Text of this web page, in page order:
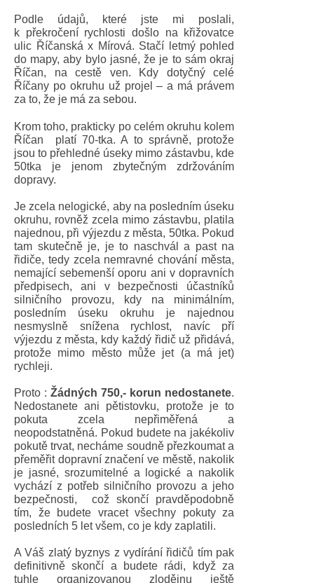
Podle údajů, které jste mi poslali,
k překročení rychlosti došlo na křižovatce
ulic Říčanská x Mírová. Stačí letmý pohled
do mapy, aby bylo jasné, že je to sám okraj
Říčan, na cestě ven. Kdy dotyčný celé
Říčany po okruhu už projel – a má právem
za to, že je má za sebou.
Krom toho, prakticky po celém okruhu kolem
Říčan platí 70-tka. A to správně, protože
jsou to přehledné úseky mimo zástavbu, kde
50tka je jenom zbytečným zdržováním
dopravy.
Je zcela nelogické, aby na posledním úseku
okruhu, rovněž zcela mimo zástavbu, platila
najednou, při výjezdu z města, 50tka. Pokud
tam skutečně je, je to naschvál a past na
řidiče, tedy zcela nemravné chování města,
nemající sebemenší oporu ani v dopravních
předpisech, ani v bezpečnosti účastníků
silničního provozu, kdy na minimálním,
posledním úseku okruhu je najednou
nesmyslně snížena rychlost, navíc pří
výjezdu z města, kdy každý řidič už přidává,
protože mimo město může jet (a má jet)
rychleji.
Proto :Žádných 750,- korun nedostanete.
Nedostanete ani pětistovku, protože je to
pokuta zcela nepřiměřená a
neopodstatněná. Pokud budete na jakékoliv
pokutě trvat, necháme soudně přezkoumat a
přeměřit dopravní značení ve městě, nakolik
je jasné, srozumitelné a logické a nakolik
vychází z potřeb silničního provozu a jeho
bezpečnosti, což skončí pravděpodobně
tím, že budete vracet všechny pokuty za
posledních 5 let všem, co je kdy zaplatili.
A Váš zlatý byznys z vydírání řidičů tím pak
definitivně skončí a budete rádi, když za
tuhle organizovanou zlodějnu ještě